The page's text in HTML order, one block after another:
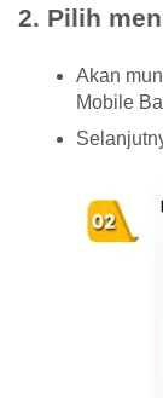
2. Pilih
Akan
Mobile